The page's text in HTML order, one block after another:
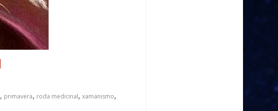
, primavera, roda medicinal, xamanismo,